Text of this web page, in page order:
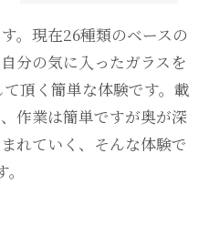
。現在26種類のベースの
分の気に入ったガラスを
頂く簡単な体験です。載
作業は簡単ですが奥が深
れていく、そんな体験で